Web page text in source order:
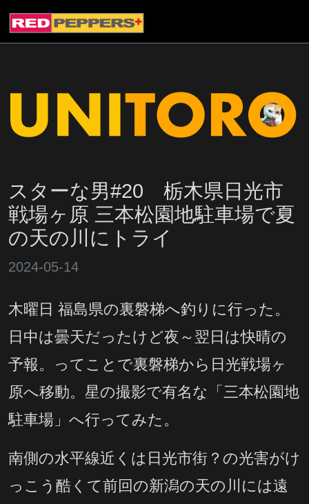
スターな男#20 栃木県日光市
戦場ヶ原 三本松園地駐車場で夏
の天の川にトライ
2024-05-14
木曜日 福島県の裏磐梯へ釣りに行った。
日中は曇天だったけど夜～翌日は快晴の
予報。ってことで裏磐梯から日光戦場ヶ
原へ移動。星の撮影で有名な「三本松園地
駐車場」へ行ってみた。
南側の水平線近くは日光市街？の光害がけ
っこう酷くて前回の新潟の天の川には遠